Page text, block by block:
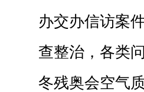
办交办信访案
查整治，各类
冬残奥会空气